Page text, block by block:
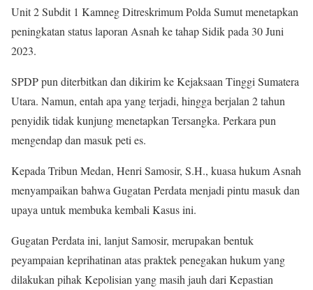
Unit 2 Subdit 1 Kamneg Ditreskrimum Polda Sumut menetapkan
peningkatan status laporan Asnah ke tahap Sidik pada 30 Juni
2023.
SPDP pun diterbitkan dan dikirim ke Kejaksaan Tinggi Sumatera
Utara. Namun, entah apa yang terjadi, hingga berjalan 2 tahun
penyidik tidak kunjung menetapkan Tersangka. Perkara pun
mengendap dan masuk peti es.
Kepada Tribun Medan, Henri Samosir, S.H., kuasa hukum Asnah
menyampaikan bahwa Gugatan Perdata menjadi pintu masuk dan
upaya untuk membuka kembali Kasus ini.
Gugatan Perdata ini, lanjut Samosir, merupakan bentuk
peyampaian keprihatinan atas praktek penegakan hukum yang
dilakukan pihak Kepolisian yang masih jauh dari Kepastian